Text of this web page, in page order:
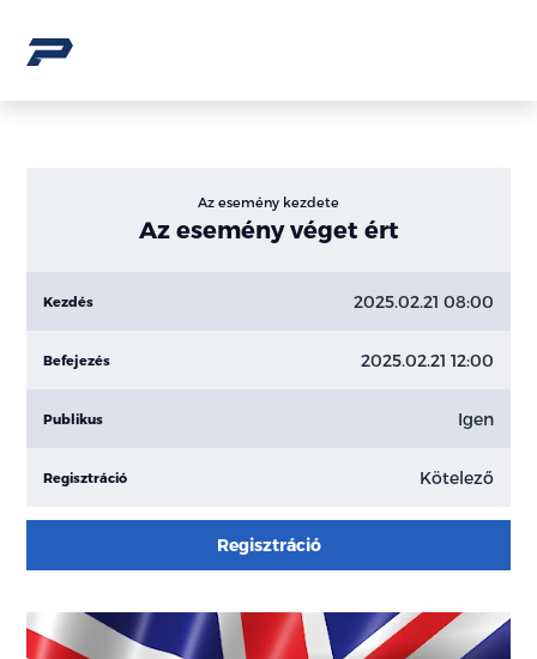
Az esemény kezdete
Az esemény véget ért
Kezdés 2025.02.21 08:00
Befejezés 2025.02.21 12:00
Publikus Igen
Regisztráció Kötelező
Regisztráció